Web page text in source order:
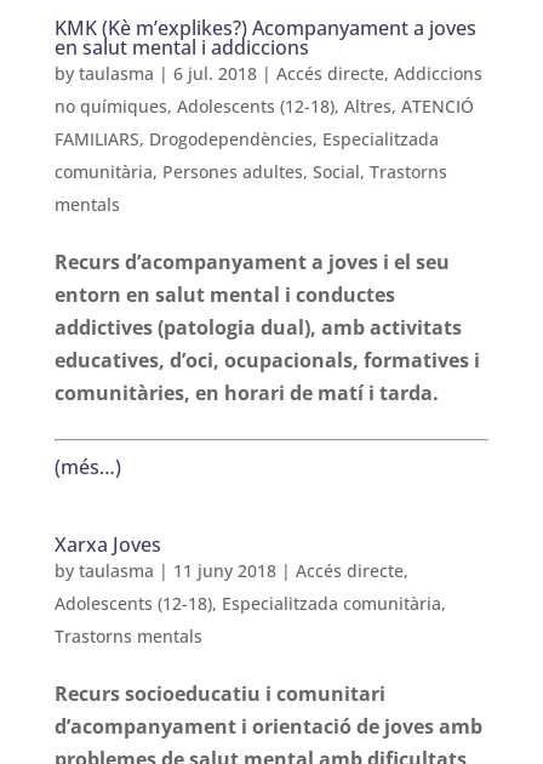
KMK (Kè m’explikes?) Acompanyament a joves
en salut mental i addiccions
by taulasma | 6 jul. 2018| Accés directe, Addiccions
no químiques, Adolescents (12-18), Altres, ATENCIÓ
FAMILIARS, Drogodependències, Especialitzada
comunitària, Persones adultes, Social, Trastorns
mentals
Recurs d’acompanyament a joves i el seu
entorn en salut mental i conductes
addictives (patologia dual), amb activitats
educatives, d’oci, ocupacionals, formatives i
comunitàries, en horari de matí i tarda.
(més…)
Xarxa Joves
by taulasma | 11 juny 2018| Accés directe,
Adolescents (12-18), Especialitzada comunitària,
Trastorns mentals
Recurs socioeducatiu i comunitari
d’acompanyament i orientació de joves amb